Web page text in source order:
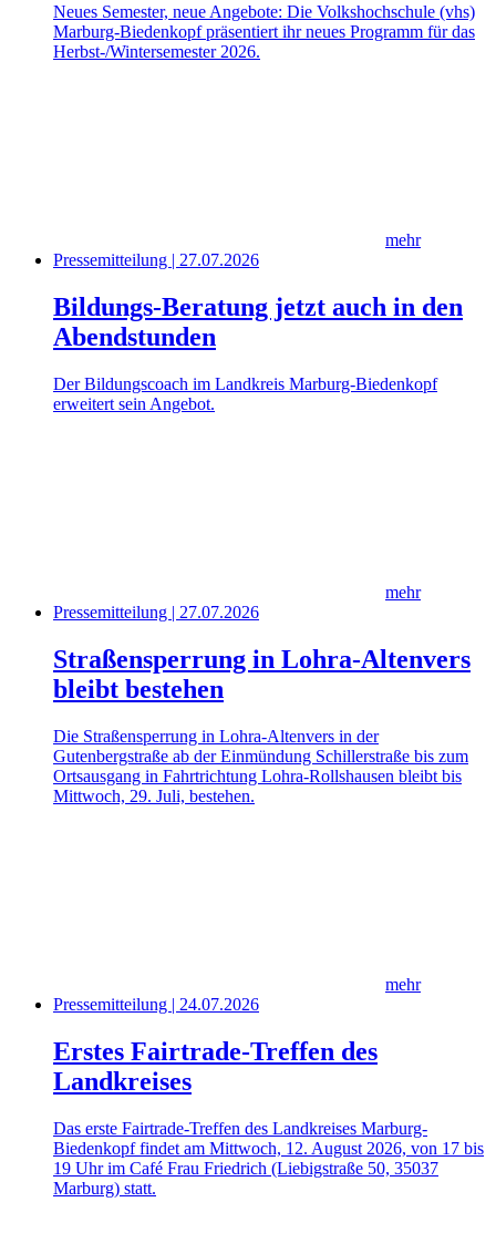
Neues Semester, neue Angebote: Die Volkshochschule (vhs)
Marburg-Biedenkopf präsentiert ihr neues Programm für das
Herbst-/Wintersemester 2026.
mehr
Pressemitteilung | 27.07.2026
Bildungs-Beratung jetzt auch in den
Abendstunden
Der Bildungscoach im Landkreis Marburg-Biedenkopf
erweitert sein Angebot.
mehr
Pressemitteilung | 27.07.2026
Straßensperrung in Lohra-Altenvers
bleibt bestehen
Die Straßensperrung in Lohra-Altenvers in der
Gutenbergstraße ab der Einmündung Schillerstraße bis zum
Ortsausgang in Fahrtrichtung Lohra-Rollshausen bleibt bis
Mittwoch, 29. Juli, bestehen.
mehr
Pressemitteilung | 24.07.2026
Erstes Fairtrade-Treffen des
Landkreises
Das erste Fairtrade-Treffen des Landkreises Marburg-
Biedenkopf findet am Mittwoch, 12. August 2026, von 17 bis
19 Uhr im Café Frau Friedrich (Liebigstraße 50, 35037
Marburg) statt.